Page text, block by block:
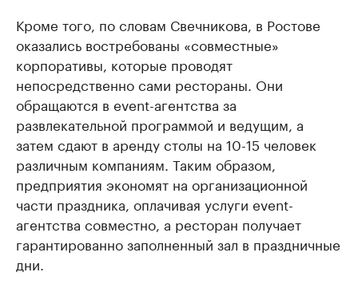
Кроме того, по словам Свечникова, в Ростове
оказались востребованы «совместные»
корпоративы, которые проводят
непосредственно сами рестораны. Они
обращаются в event-агентства за
развлекательной программой и ведущим, а
затем сдают в аренду столы на 10-15 человек
различным компаниям. Таким образом,
предприятия экономят на организационной
части праздника, оплачивая услуги event-
агентства совместно, а ресторан получает
гарантированно заполненный зал в праздничные
дни.